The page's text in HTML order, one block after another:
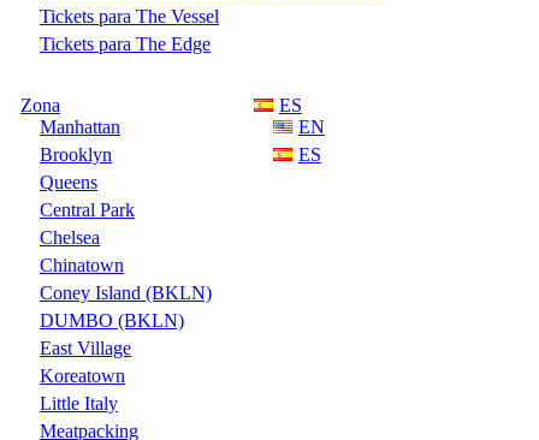
Tickets para The Vessel
Tickets para The Edge
Zona
Manhattan
Brooklyn
Queens
Central Park
Chelsea
Chinatown
Coney Island (BKLN)
DUMBO (BKLN)
East Village
Koreatown
Little Italy
Meatpacking
ES
EN
ES